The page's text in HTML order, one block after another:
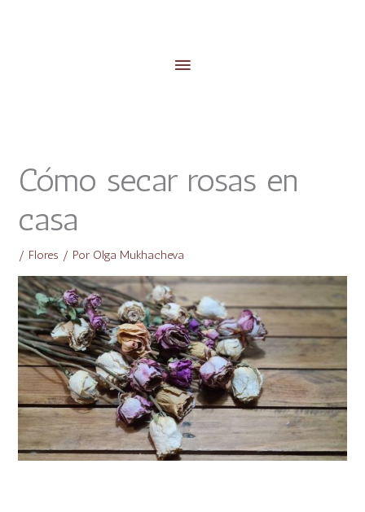
principal
Cómo secar rosas en
casa
/ Flores / Por Olga Mukhacheva